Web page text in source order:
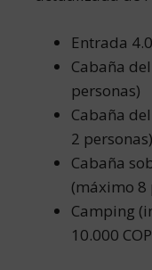
Entrada
Cabaña
personas)
Cabaña
2 personas)
Cabaña
(máximo 8
Camping
10.000